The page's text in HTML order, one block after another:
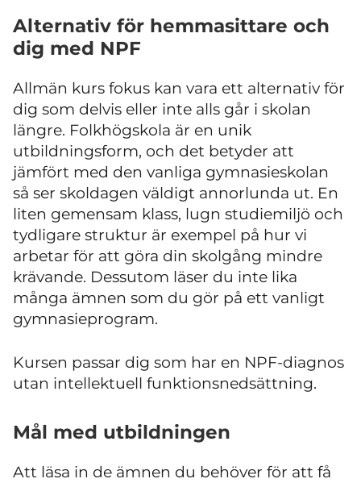
Alternativ för hemmasittare och
dig med NPF
Allmän kurs fokus kan vara ett alternativ för
dig som delvis eller inte alls går i skolan
längre. Folkhögskola är en unik
utbildningsform, och det betyder att
jämfört med den vanliga gymnasieskolan
så ser skoldagen väldigt annorlunda ut. En
liten gemensam klass, lugn studiemiljö och
tydligare struktur är exempel på hur vi
arbetar för att göra din skolgång mindre
krävande. Dessutom läser du inte lika
många ämnen som du gör på ett vanligt
gymnasieprogram.
Kursen passar dig som har en NPF-diagnos
utan intellektuell funktionsnedsättning.
Mål med utbildningen
Att läsa in de ämnen du behöver för att få